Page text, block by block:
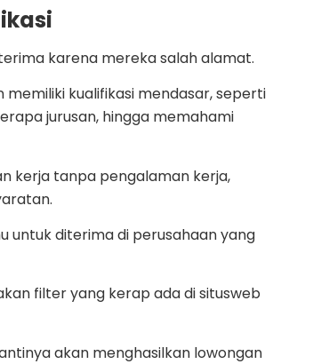
karena mereka salah alamat.
kualifikasi mendasar, seperti
jurusan, hingga memahami
kerja tanpa pengalaman kerja,
untuk diterima di perusahaan yang
filter yang kerap ada di situsweb
akan menghasilkan lowongan